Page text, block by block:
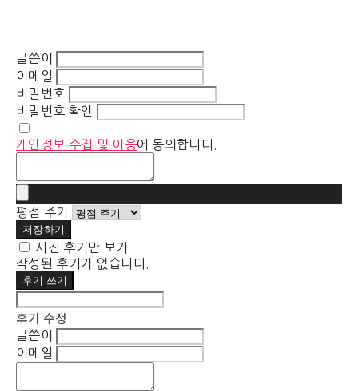
글쓴이
이메일
비밀번호
비밀번호 확인
개인정보 수집 및 이용에 동의합니다.
평점 주기
저장하기
사진 후기만 보기
작성된 후기가 없습니다.
후기 쓰기
후기 수정
글쓴이
이메일